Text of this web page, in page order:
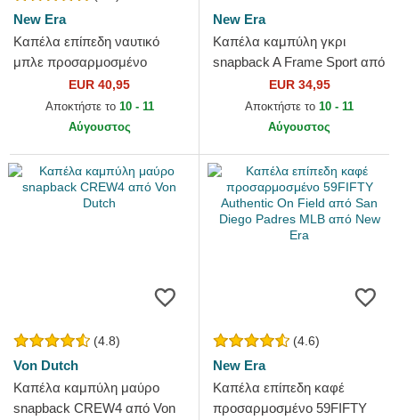
New Era
Καπέλα επίπεδη ναυτικό
μπλε προσαρμοσμένο
59FIFTY AC Perf από Detroit
Tigers MLB από New Era
EUR 40,95
Αποκτήστε το 10 - 11
Αύγουστος
New Era
Καπέλα καμπύλη γκρι
snapback A Frame Sport από
New York Yankees MLB από
New Era
EUR 34,95
Αποκτήστε το 10 - 11
Αύγουστος
(4.8)
Von Dutch
Καπέλα καμπύλη μαύρο
snapback CREW4 από Von
(4.6)
New Era
Καπέλα επίπεδη καφέ
προσαρμοσμένο 59FIFTY